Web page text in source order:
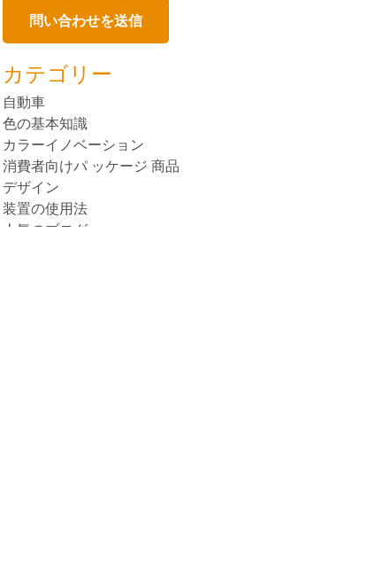
カテゴリー
自動車
色の基本知識
カラーイノベーション
消費者向けパ ッケージ 商品
デザイン
装置の使用法
人気のブログ